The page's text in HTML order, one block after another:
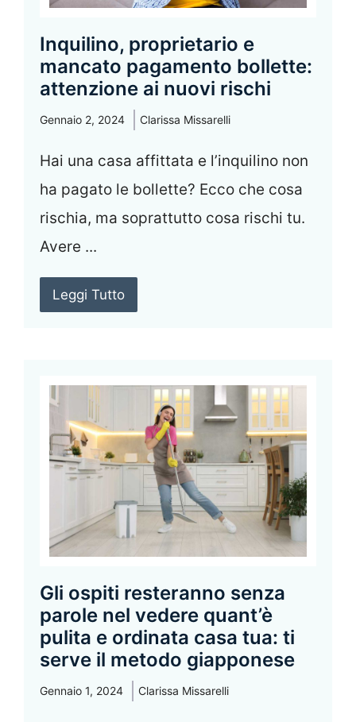
Inquilino, proprietario e
mancato pagamento bollette:
attenzione ai nuovi rischi
Gennaio 2, 2024 Clarissa Missarelli
Hai una casa affittata e l’inquilino non
ha pagato le bollette? Ecco che cosa
rischia, ma soprattutto cosa rischi tu.
Avere ...
Leggi Tutto
Gli ospiti resteranno senza
parole nel vedere quant’è
pulita e ordinata casa tua: ti
serve il metodo giapponese
Gennaio 1, 2024 Clarissa Missarelli